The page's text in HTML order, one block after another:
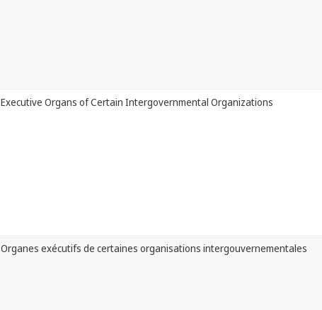
Executive Organs of Certain Intergovernmental Organizations
Organes exécutifs de certaines organisations intergouvernementales